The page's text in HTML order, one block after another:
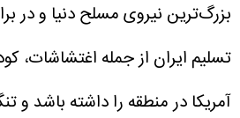
بزرگ‌ترین نیروی مسلح دنیا و در برابر ۲ قدرت اتمی ایستاد و آنها را در دستیابی به اهدافشان
تسلیم ایران از جمله اغتشاشات،
آمریکا در منطقه را داشته باشد و